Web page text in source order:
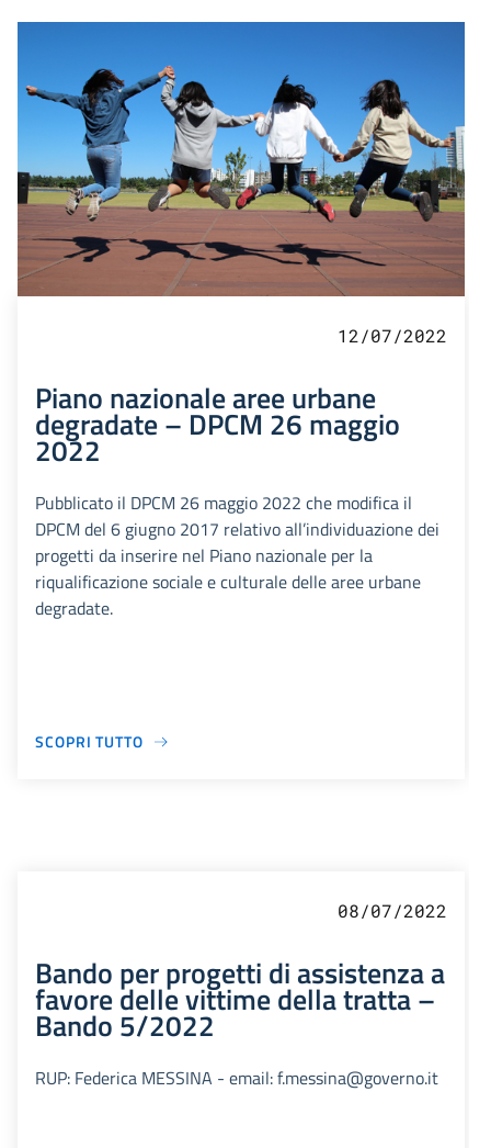
12/07/2022
Piano nazionale aree urbane
degradate – DPCM 26 maggio
2022
Pubblicato il DPCM 26 maggio 2022 che modifica il
DPCM del 6 giugno 2017 relativo all’individuazione dei
progetti da inserire nel Piano nazionale per la
riqualificazione sociale e culturale delle aree urbane
degradate.
SCOPRI TUTTO
08/07/2022
Bando per progetti di assistenza a
favore delle vittime della tratta –
Bando 5/2022
RUP: Federica MESSINA - email: f.messina@governo.it